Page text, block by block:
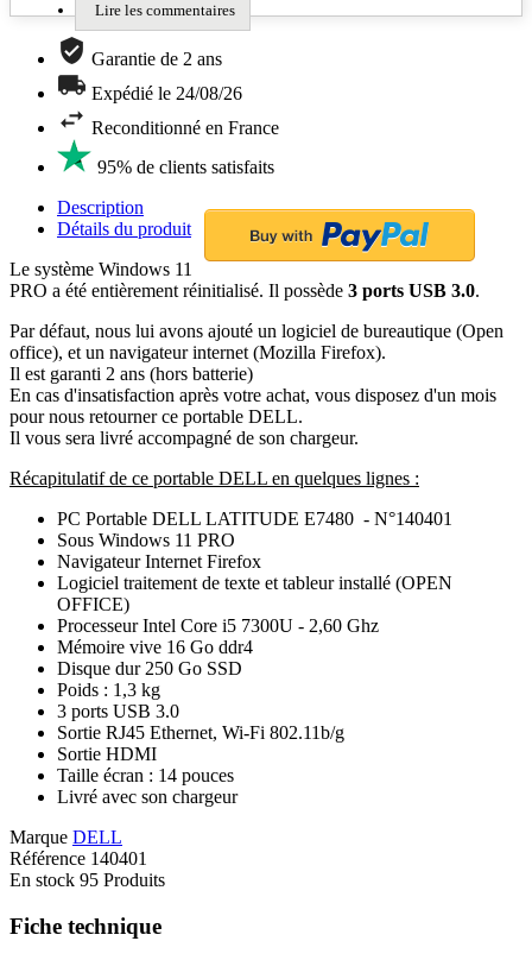
Lire les commentaires
Garantie de 2 ans
Expédié le 24/08/26
Reconditionné en France
95% de clients satisfaits
Description
Détails du produit
Le système Windows 11
PRO a été entièrement réinitialisé. Il possède 3 ports USB 3.0.
Par défaut, nous lui avons ajouté un logiciel de bureautique (Open
office), et un navigateur internet (Mozilla Firefox).
Il est garanti 2 ans (hors batterie)
En cas d'insatisfaction après votre achat, vous disposez d'un mois
pour nous retourner ce portable DELL.
Il vous sera livré accompagné de son chargeur.
Récapitulatif de ce portable DELL en quelques lignes :
PC Portable DELL LATITUDE E7480 - N°140401
Sous Windows 11 PRO
Navigateur Internet Firefox
Logiciel traitement de texte et tableur installé (OPEN
OFFICE)
Processeur Intel Core i5 7300U - 2,60 Ghz
Mémoire vive 16 Go ddr4
Disque dur 250 Go SSD
Poids : 1,3 kg
3 ports USB 3.0
Sortie RJ45 Ethernet, Wi-Fi 802.11b/g
Sortie HDMI
Taille écran : 14 pouces
Livré avec son chargeur
Marque DELL
Référence 140401
En stock 95 Produits
Fiche technique